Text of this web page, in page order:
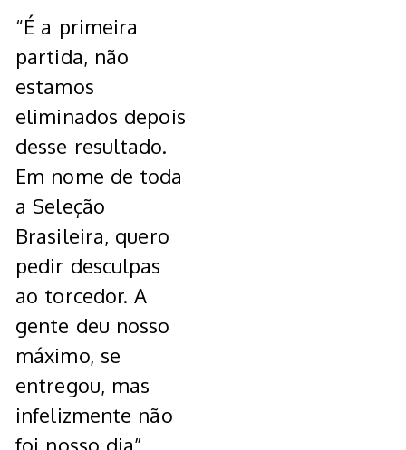
“É a primeira
partida, não
estamos
eliminados depois
desse resultado.
Em nome de toda
a Seleção
Brasileira, quero
pedir desculpas
ao torcedor. A
gente deu nosso
máximo, se
entregou, mas
infelizmente não
foi nosso dia”,